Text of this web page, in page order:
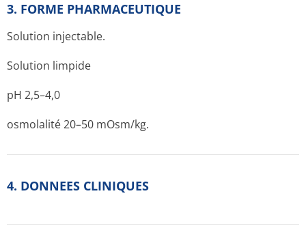
3. FORME PHARMACEUTIQUE
Solution injectable.
Solution limpide
pH 2,5–4,0
osmolalité 20–50 mOsm/kg.
4. DONNEES CLINIQUES